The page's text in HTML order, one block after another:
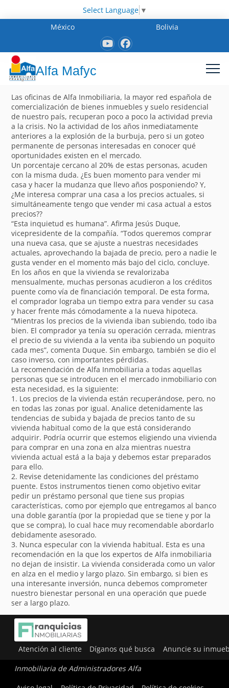
Select Language ▼
México
Bolivia
Alfa Mafyc
Las oficinas de Alfa Inmobiliaria, la mayor red española de
comercialización de bienes inmuebles y suelo residencial
de nuestro país, recuperan poco a poco la actividad previa
a la crisis. No la actividad de los años inmediatamente
anteriores a la explosión de la burbuja, pero si un goteo
permanente de personas interesadas en conocer qué
oportunidades existen en el mercado.
Un porcentaje cercano al 20% de estas personas, acuden
con la misma duda. ¿Es buen momento para vender mi
casa y hacer la mudanza que llevo años posponiendo? Y,
¿Me interesa comprar una casa a los precios actuales, si
simultáneamente tengo que vender mi casa actual a estos
precios??
“Esta inquietud es humana”. Afirma Jesús Duque,
vicepresidente de la compañía. “Todos queremos comprar
una nueva casa, que se ajuste a nuestras necesidades
actuales, aprovechando la bajada de precio, pero a nadie le
gusta vender en el momento más bajo del ciclo, concluye.
En los años en que la vivienda se revalorizaba
mensualmente, muchas personas acudieron a los créditos
puente como vía de financiación temporal. De esta forma,
el comprador lograba un tiempo extra para vender su casa
y hacer frente más cómodamente a la nueva hipoteca.
“Mientras los precios de la vivienda iban subiendo, todo iba
bien. El comprador ya tenía su operación cerrada, mientras
el precio de su vivienda a la venta iba subiendo un poquito
cada mes”, comenta Duque. Sin embargo, también se dio el
caso inverso, con importantes pérdidas.
La recomendación de Alfa Inmobiliaria a todas aquellas
personas que se introducen en el mercado inmobiliario con
esta necesidad, es la siguiente:
1. Los precios de la vivienda están recuperándose, pero, no
en todas las zonas por igual. Analice detenidamente las
tendencias de subida y bajada de precios tanto de su
vivienda habitual como de la que está considerando
adquirir. Podría ocurrir que estemos eligiendo una vivienda
para comprar en una zona en alza mientras nuestra
vivienda actual está a la baja y debemos estar preparados
para ello.
2. Revise detenidamente las condiciones del préstamo
puente. Estos instrumentos tienen como objetivo evitar
pedir un préstamo personal que tiene sus propias
características, como por ejemplo que entregamos al banco
una doble garantía (por la propiedad que se tiene y por la
que se compra), lo cual hace muy recomendable abordarlo
debidamente asesorado.
3. Nunca especular con la vivienda habitual. Esta es una
recomendación en la que los expertos de Alfa inmobiliaria
no dejan de insistir. La vivienda considerada como un valor
en alza en el medio y largo plazo. Sin embargo, si bien es
una interesante inversión, nunca debemos comprometer
nuestro bienestar personal en una operación que puede
ser a largo plazo.
Atención al cliente Díganos qué busca Anuncie su
Inmobiliaria de Administradores Alfa